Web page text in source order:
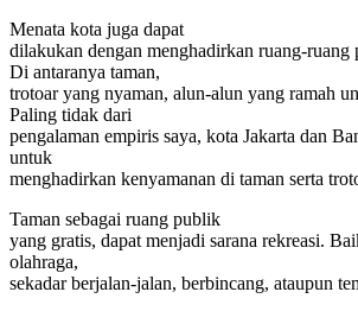
Menata kota juga dapat
dilakukan dengan menghadirkan ruang-ruang
Di antaranya taman,
trotoar yang nyaman, alun-alun yang ramah
Paling tidak dari
pengalaman empiris saya, kota Jakarta dan
untuk
menghadirkan kenyamanan di taman serta
Taman sebagai ruang publik
yang gratis, dapat menjadi sarana rekreasi.
olahraga,
sekadar berjalan-jalan, berbincang, ataupun